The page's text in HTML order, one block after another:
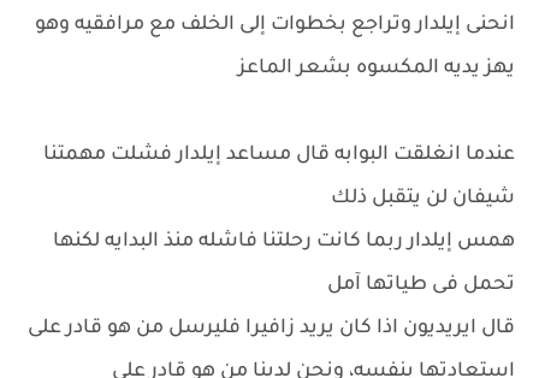
انحنى إيلدار وتراجع بخطوات إلى الخلف مع مرافقيه وهو
يهز يديه المكسوه بشعر الماعز
عندما انغلقت البوابه قال مساعد إيلدار فشلت مهمتنا
شيفان لن يتقبل ذلك
همس إيلدار ربما كانت رحلتنا فاشله منذ البدايه لكنها
تحمل فى طياتها آمل
قال ايريديون اذا كان يريد زافيرا فليرسل من هو قادر على
استعادتها بنفسه، ونحن لدينا من هو قادر على